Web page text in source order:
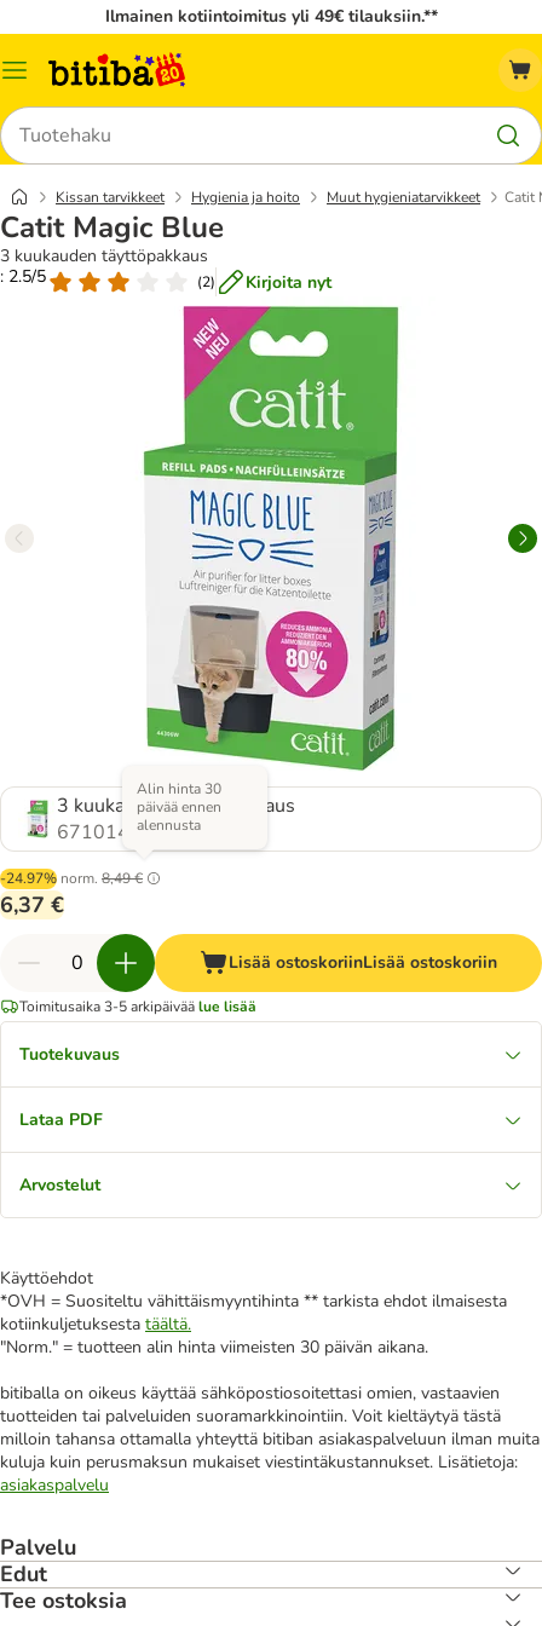
Ilmainen kotiintoimitus yli 49€ tilauksiin.**
Katalogivalikko
Hae
Kissan tarvikkeet Hygienia ja hoito Muut hygieniatarvikkeet Catit
Catit Magic Blue
3 kuukauden täyttöpakkaus
: 2.5/5
(2) Kirjoita nyt
3 kuukauden täyttöpakkaus
671014.1
-24.97% norm. 8,49 €
Alin hinta 30
päivää ennen
alennusta
6,37 €
Lisää ostoskoriinLisää ostoskoriin
Toimitusaika 3-5 arkipäiväälue lisää
Tuotekuvaus
Lataa PDF
Arvostelut
Käyttöehdot
*OVH = Suositeltu vähittäismyyntihinta ** tarkista ehdot ilmaisesta
kotiinkuljetuksesta täältä.
"Norm." = tuotteen alin hinta viimeisten 30 päivän aikana.
bitiballa on oikeus käyttää sähköpostiosoitettasi omien, vastaavien
tuotteiden tai palveluiden suoramarkkinointiin. Voit kieltäytyä tästä
milloin tahansa ottamalla yhteyttä bitiban asiakaspalveluun ilman muita
kuluja kuin perusmaksun mukaiset viestintäkustannukset. Lisätietoja:
asiakaspalvelu
Palvelu
Edut
Tee ostoksia